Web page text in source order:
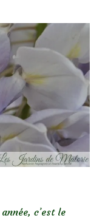
c’est le